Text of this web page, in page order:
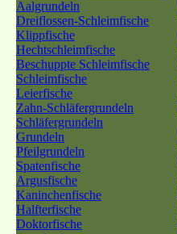
Aalgrundeln
Dreiflossen-Schleimfische
Klippfische
Hechtschleimfische
Beschuppte Schleimfische
Schleimfische
Leierfische
Zahn-Schläfergrundeln
Schläfergrundeln
Grundeln
Pfeilgrundeln
Spatenfische
Argusfische
Kaninchenfische
Halfterfische
Doktorfische